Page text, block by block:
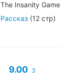
The Insanity Game
Рассказ (12 стр)
9.00 3